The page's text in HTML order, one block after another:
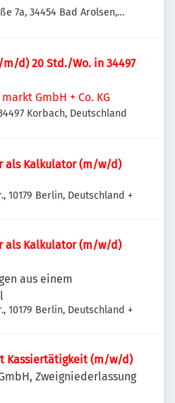
7a, 34454 Bad Arolsen,
d) 20 Std./Wo. in 34497
GmbH + Co. KG
Korbach, Deutschland
als Kalkulator (m/w/d)
10179 Berlin, Deutschland +
als Kalkulator (m/w/d)
aus einem
10179 Berlin, Deutschland +
Kassiertätigkeit (m/w/d)
Zweigniederlassung